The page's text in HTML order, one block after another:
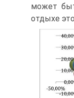
может
отдыхе